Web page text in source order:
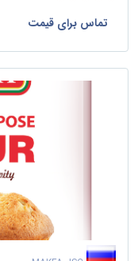
تماس برای قیمت